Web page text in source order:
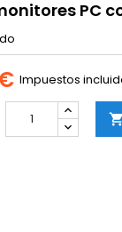
PC
Impuestos
